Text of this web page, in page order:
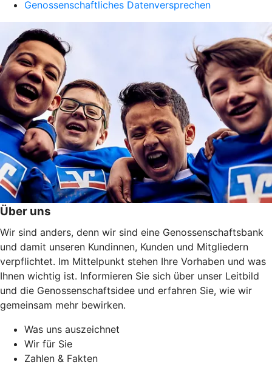
Genossenschaftliches Datenversprechen
Über uns
Wir sind anders, denn wir sind eine Genossenschaftsbank
und damit unseren Kundinnen, Kunden und Mitgliedern
verpflichtet. Im Mittelpunkt stehen Ihre Vorhaben und was
Ihnen wichtig ist. Informieren Sie sich über unser Leitbild
und die Genossenschaftsidee und erfahren Sie, wie wir
gemeinsam mehr bewirken.
Was uns auszeichnet
Wir für Sie
Zahlen & Fakten